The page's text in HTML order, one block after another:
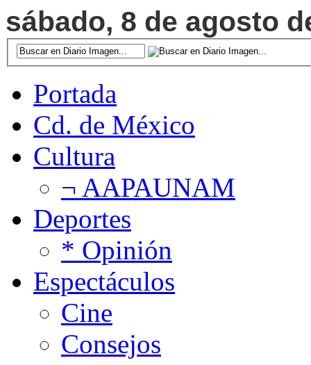
sábado, 8 de agosto
Portada
Cd. de México
Cultura
¬ AAPAUNAM
Deportes
* Opinión
Espectáculos
Cine
Consejos